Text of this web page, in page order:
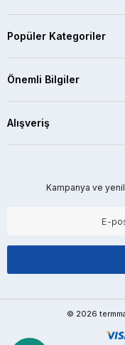
Popüler Kategoriler
Önemli Bilgiler
Alışveriş
Kampanya ve
© 2026